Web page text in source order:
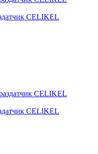
CELIKEL
CELIKEL